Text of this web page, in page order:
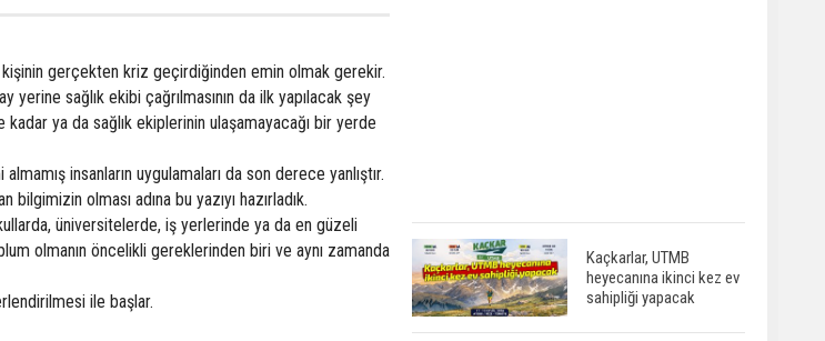
gerçekten kriz geçirdiğinden emin olmak gerekir.
yerine sağlık ekibi çağrılmasının da ilk yapılacak şey
kadar ya da sağlık ekiplerinin ulaşamayacağı bir yerde
insanların uygulamaları da son derece yanlıştır.
olması adına bu yazıyı hazırladık.
üniversitelerde, iş yerlerinde ya da en güzeli
olmanın öncelikli gereklerinden biri ve aynı zamanda
ile başlar.
Kaçkarlar, UTMB
heyecanına ikinci kez ev
sahipliği yapacak